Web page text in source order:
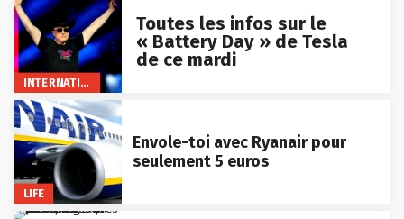
INTERNATIONAL
Toutes les infos sur le
« Battery Day » de Tesla
de ce mardi
LIFE
Envole-toi avec Ryanair pour
seulement 5 euros